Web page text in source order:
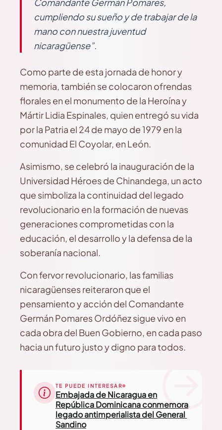
cumpliendo su sueño y de trabajar de la
mano con nuestra juventud
nicaragüense”.
Como parte de esta jornada de honor y
memoria, también se colocaron ofrendas
florales en el monumento de la Heroína y
Mártir Lidia Espinales, quien entregó su vida
por la Patria el 24 de mayo de 1979 en la
comunidad El Coyolar, en León.
Asimismo, se celebró la inauguración de la
Universidad Héroes de Chinandega, un acto
que simboliza la continuidad del legado
revolucionario en la formación de nuevas
generaciones comprometidas con la
educación, el desarrollo y la defensa de la
soberanía nacional.
Con fervor revolucionario, las familias
nicaragüenses reiteraron que el
pensamiento y acción del Comandante
Germán Pomares Ordóñez sigue vivo en
cada obra del Buen Gobierno, en cada paso
hacia un futuro justo y digno para todos.
TE PUEDE INTERESAR
Embajada de Nicaragua en
República Dominicana conmemora
legado antimperialista del General
Sandino